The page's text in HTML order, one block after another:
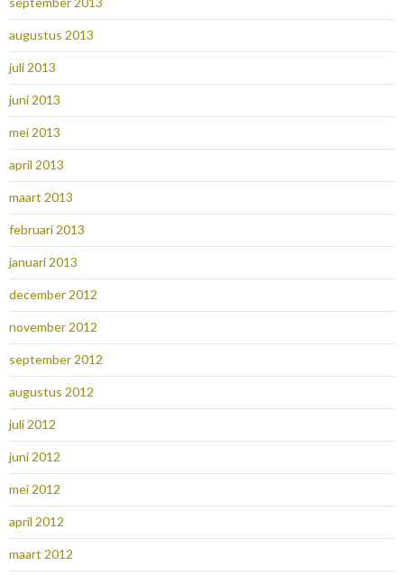
augustus 2013
juli 2013
juni 2013
mei 2013
april 2013
maart 2013
februari 2013
januari 2013
december 2012
november 2012
september 2012
augustus 2012
juli 2012
juni 2012
mei 2012
april 2012
maart 2012